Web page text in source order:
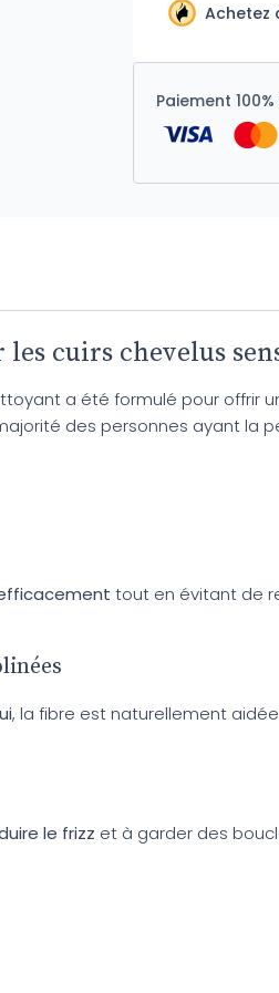
Achetez
Paiement
cuirs chevelus
a été formulé pour offrir
des personnes ayant la
tout en évitant de
, la fibre est naturellement
le frizz et à garder des